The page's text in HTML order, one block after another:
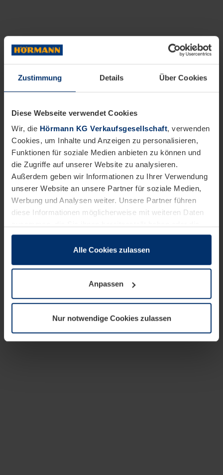
Zustimmung Details Über Cookies
Diese Webseite verwendet Cookies
Wir, die Hörmann KG Verkaufsgesellschaft, verwenden
Cookies, um Inhalte und Anzeigen zu personalisieren,
Funktionen für soziale Medien anbieten zu können und
die Zugriffe auf unserer Website zu analysieren.
Außerdem geben wir Informationen zu Ihrer Verwendung
unserer Website an unsere Partner für soziale Medien,
Werbung und Analysen weiter. Unsere Partner führen
diese Informationen möglicherweise mit weiteren Daten
sie im Rahmen Ihrer Nutzung der Dienste gesammelt
wenn diese für den Betrieb dieser Seite unbedingt
notwendig sind. Für alle anderen Cookie-Typen benötigen
wir Ihre Erlaubnis. Ihre Einwilligung können Sie jederzeit
Datenschutzerklärungunserer Website ändern oder
widerrufen.
Alle Cookies zulassen
Anpassen
Nur notwendige Cookies zulassen